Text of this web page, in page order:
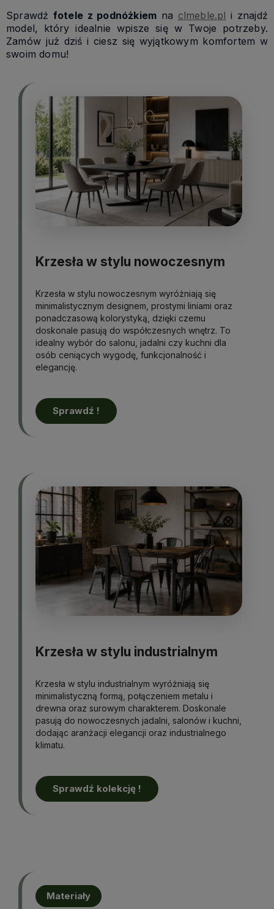
Sprawdź fotele z podnóżkiem na clmeble.pl i znajdź
model, który idealnie wpisze się w Twoje potrzeby.
Zamów już dziś i ciesz się wyjątkowym komfortem w
swoim domu!
Krzesła w stylu nowoczesnym
Krzesła w stylu nowoczesnym wyróżniają się
minimalistycznym designem, prostymi liniami oraz
ponadczasową kolorystyką, dzięki czemu
doskonale pasują do współczesnych wnętrz. To
idealny wybór do salonu, jadalni czy kuchni dla
osób ceniących wygodę, funkcjonalność i
elegancję.
Sprawdź !
Krzesła w stylu industrialnym
Krzesła w stylu industrialnym wyróżniają się
minimalistyczną formą, połączeniem metalu i
drewna oraz surowym charakterem. Doskonale
pasują do nowoczesnych jadalni, salonów i kuchni,
dodając aranżacji elegancji oraz industrialnego
klimatu.
Sprawdź kolekcję !
Materiały